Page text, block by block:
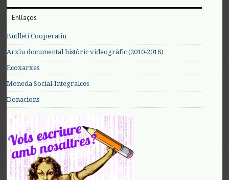
Enllaços
Butlletí Cooperatiu
Arxiu documental històric videogràfic (2010-2018)
Ecoxarxes
Moneda Social-Integralces
Donacions